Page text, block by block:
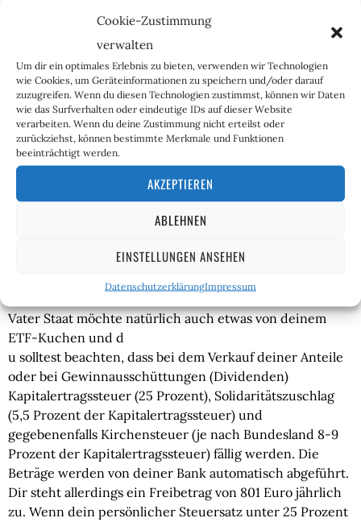
Cookie-Zustimmung
verwalten
Um dir ein optimales Erlebnis zu bieten, verwenden wir Technologien
wie Cookies, um Geräteinformationen zu speichern und/oder darauf
zuzugreifen. Wenn du diesen Technologien zustimmst, können wir Daten
wie das Surfverhalten oder eindeutige IDs auf dieser Website
verarbeiten. Wenn du deine Zustimmung nicht erteilst oder
zurückziehst, können bestimmte Merkmale und Funktionen
beeinträchtigt werden.
AKZEPTIEREN
ABLEHNEN
EINSTELLUNGEN ANSEHEN
DatenschutzerklärungImpressum
Markt nicht schlagen. Du hast aber die Möglichkeit ETFs
Außerdem gibt es verschiedene Studien die zeigen, dass
langfristig deutlich weniger als zehn Prozent der aktiv
verwalteten Fonds ihre Vergleichsmärkte schlagen. Die
Wahrscheinlichkeit einer besseren Rendite ist also
gering. Außerdem: Hättest du zum Start des Dow Jones
1896 1000 Dollar in den Index investiert, würdest du
heute ein kleines Vermögen von über einer halben
Millionen Dollar besitzen (ohne Inflation). Das ist doch
bringen die meisten Indizes etwa zwischen sieben und
zehn Prozent Rendite (ohne Inflation).
Das klingt gut! Muss ich denn noch irgendwas beachten?
Vater Staat möchte natürlich auch etwas von deinem
ETF-Kuchen und d
u solltest beachten, dass bei dem Verkauf deiner Anteile
oder bei Gewinnausschüttungen (Dividenden)
Kapitalertragssteuer (25 Prozent), Solidaritätszuschlag
(5,5 Prozent der Kapitalertragssteuer) und
gegebenenfalls Kirchensteuer (je nach Bundesland 8-9
Prozent der Kapitalertragssteuer) fällig werden. Die
Beträge werden von deiner Bank automatisch abgeführt.
Dir steht allerdings ein Freibetrag von 801 Euro jährlich
zu. Wenn dein persönlicher Steuersatz unter 25 Prozent